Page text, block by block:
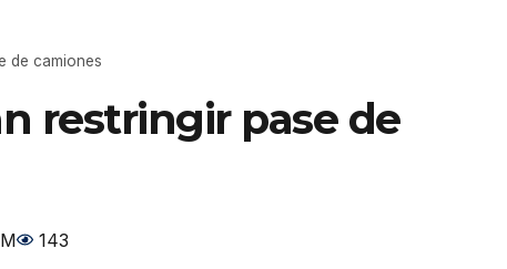
de camiones
restringir pase de
143